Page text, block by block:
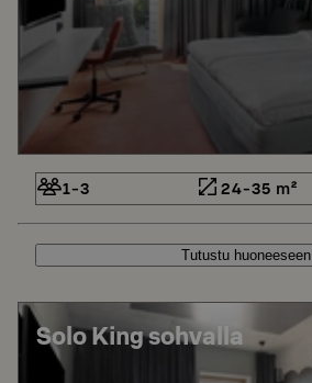
1-3 24-35 m²
Tutustu huoneeseen
Solo King sohvalla